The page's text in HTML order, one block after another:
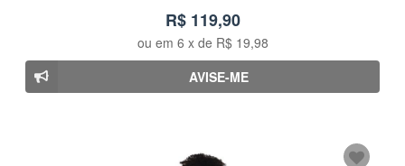
R$ 119,90
ou em 6 x de R$ 19,98
AVISE-ME